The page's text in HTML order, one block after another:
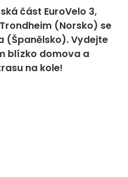
část EuroVelo 3,
(Norsko) se
(Španělsko). Vydejte
blízko domova a
na kole!